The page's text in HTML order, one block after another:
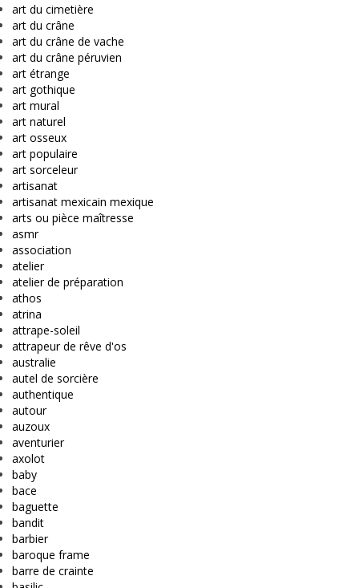
art du cimetière
art du crâne
art du crâne de vache
art du crâne péruvien
art étrange
art gothique
art mural
art naturel
art osseux
art populaire
art sorceleur
artisanat
artisanat mexicain mexique
arts ou pièce maîtresse
asmr
association
atelier
atelier de préparation
athos
atrina
attrape-soleil
attrapeur de rêve d'os
australie
autel de sorcière
authentique
autour
auzoux
aventurier
axolot
baby
bace
baguette
bandit
barbier
baroque frame
barre de crainte